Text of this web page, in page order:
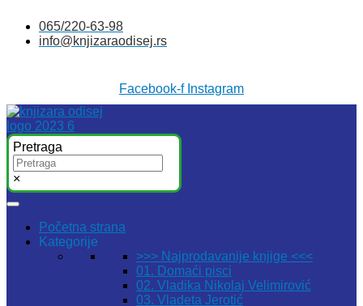
sadržaj
065/220-63-98
info@knjizaraodisej.rs
Facebook-f Instagram
Pretraga
×
Početna strana
Kategorije
>>> Najprodavanije knjige <<<
01. Domaći pisci
02. Vladika Nikolaj Velimirović
03. Vladeta Jerotić